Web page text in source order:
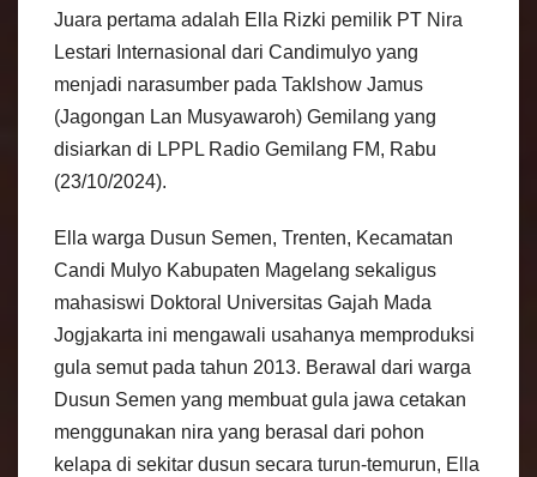
Juara pertama adalah Ella Rizki pemilik PT Nira
Lestari Internasional dari Candimulyo yang
menjadi narasumber pada Taklshow Jamus
(Jagongan Lan Musyawaroh) Gemilang yang
disiarkan di LPPL Radio Gemilang FM, Rabu
(23/10/2024).
Ella warga Dusun Semen, Trenten, Kecamatan
Candi Mulyo Kabupaten Magelang sekaligus
mahasiswi Doktoral Universitas Gajah Mada
Jogjakarta ini mengawali usahanya memproduksi
gula semut pada tahun 2013. Berawal dari warga
Dusun Semen yang membuat gula jawa cetakan
menggunakan nira yang berasal dari pohon
kelapa di sekitar dusun secara turun-temurun, Ella